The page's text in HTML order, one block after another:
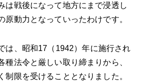
は戦後になって地方にまで浸透し
原動力となっていったわけです。
は、昭和17（1942）年に施行され
種法令と厳しい取り締まりから、
制限を受けることとなりました。